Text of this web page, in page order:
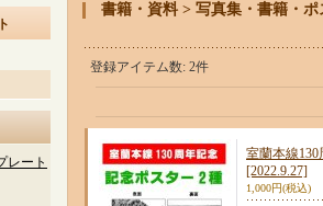
レート
書籍・資料 > 写真集・書籍・ポ
登録アイテム数: 2件
室蘭本線130
[2022.9.27]
1,000円(税込)